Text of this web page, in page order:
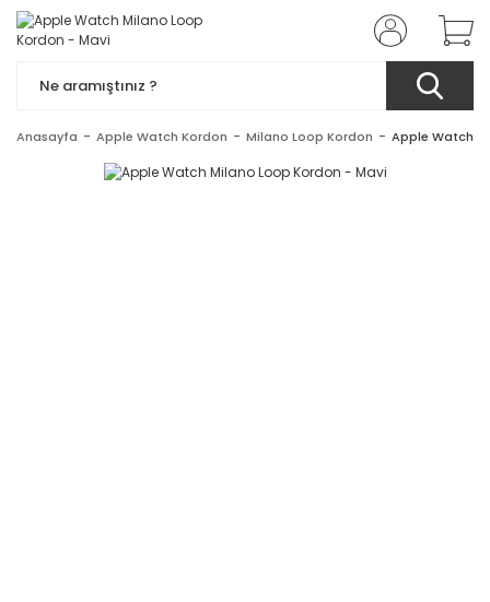
Anasayfa Apple Watch Kordon Milano Loop Kordon Apple Watch